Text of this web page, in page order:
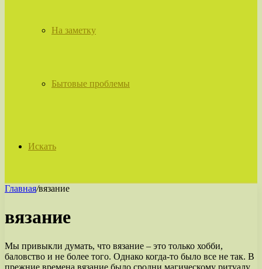
На заметку
Бытовые проблемы
Искать
Главная/вязание
вязание
Мы привыкли думать, что вязание – это только хобби,
баловство и не более того. Однако когда-то было все не так. В
прежние времена вязание было сродни магическому ритуалу,